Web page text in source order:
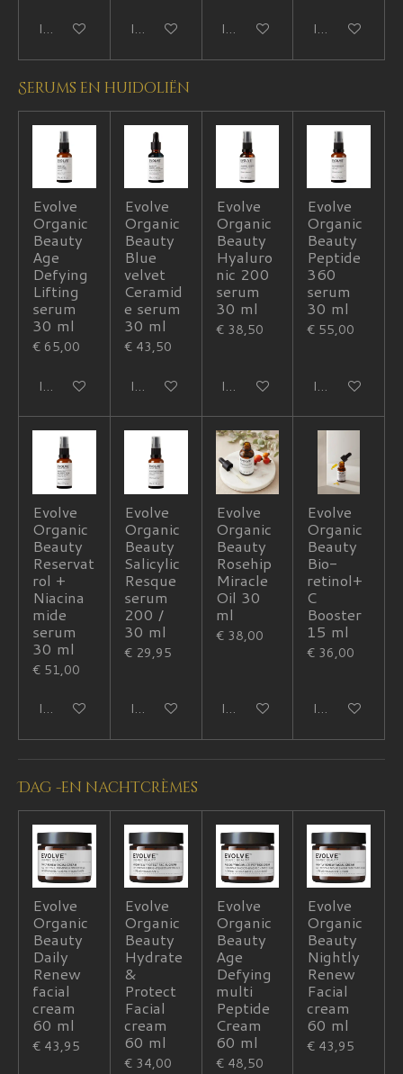
In winkelwagen In winkelwagen In winkelwagen In winkelwagen
Serums en huidoliën
Evolve
Organic
Beauty
Age
Defying
Lifting
serum
30 ml
€ 65,00
In winkelwagen
Evolve
Organic
Beauty
Blue
velvet
Ceramid
e serum
30 ml
€ 43,50
In winkelwagen
Evolve
Organic
Beauty
Hyaluro
nic 200
serum
30 ml
€ 38,50
In winkelwagen
Evolve
Organic
Beauty
Peptide
360
serum
30 ml
€ 55,00
In winkelwagen
Evolve
Organic
Beauty
Reservat
rol +
Niacina
mide
serum
30 ml
€ 51,00
In winkelwagen
Evolve
Organic
Beauty
Salicylic
Resque
serum
200 /
30 ml
€ 29,95
In winkelwagen
Evolve
Organic
Beauty
Rosehip
Miracle
Oil 30
ml
€ 38,00
In winkelwagen
Evolve
Organic
Beauty
Bio-
retinol+
C
Booster
15 ml
€ 36,00
In winkelwagen
Dag -en nachtcrèmes
Evolve
Organic
Beauty
Daily
Renew
facial
cream
60 ml
€ 43,95
Evolve
Organic
Beauty
Hydrate
&
Protect
Facial
cream
60 ml
€ 34,00
Evolve
Organic
Beauty
Age
Defying
multi
Peptide
Cream
60 ml
€ 48,50
Evolve
Organic
Beauty
Nightly
Renew
Facial
cream
60 ml
€ 43,95